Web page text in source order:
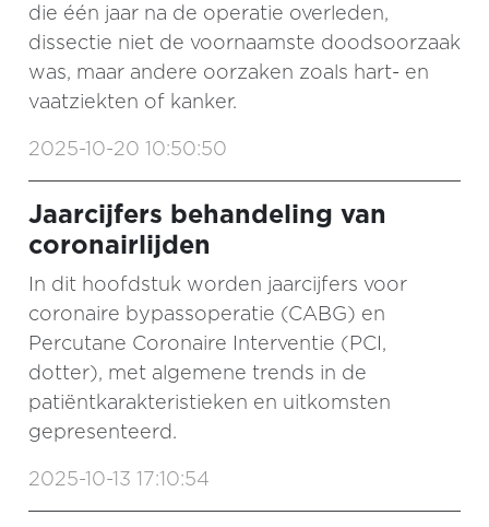
die één jaar na de operatie overleden,
dissectie niet de voornaamste doodsoorzaak
was, maar andere oorzaken zoals hart- en
vaatziekten of kanker.
2025-10-20 10:50:50
Jaarcijfers behandeling van
coronairlijden
In dit hoofdstuk worden jaarcijfers voor
coronaire bypassoperatie (CABG) en
Percutane Coronaire Interventie (PCI,
dotter), met algemene trends in de
patiëntkarakteristieken en uitkomsten
gepresenteerd.
2025-10-13 17:10:54